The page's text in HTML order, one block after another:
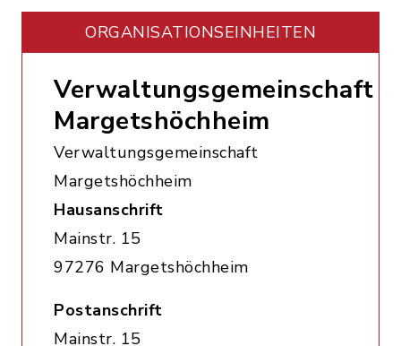
ORGANISATIONS­EINHEITEN
Verwaltungsgemeinschaft
Margetshöchheim
Verwaltungsgemeinschaft
Margetshöchheim
Hausanschrift
Mainstr. 15
97276 Margetshöchheim
Postanschrift
Mainstr. 15